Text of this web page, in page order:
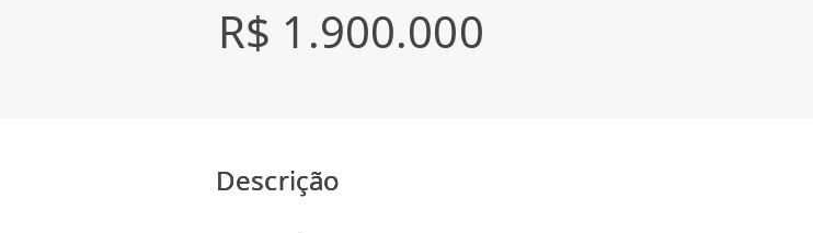
R$ 1.900.000
Descrição